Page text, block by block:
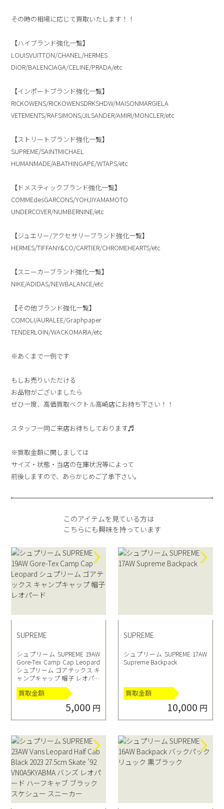
その時の相場に応じて買取いたします！！
【ハイブランド強化一覧】
LOUISVUITTON/CHANEL/HERMES
DIOR/BALENCIAGA/CELINE/PRADA/etc
【インポートブランド強化一覧】
RICKOWENS/RICKOWENSDRKSHDW/MAISONMARGIELA
VETEMENTS/RAFSIMONS/JILSANDER/AMIRI/MONCLER/etc
【ストリートブランド強化一覧】
SUPREME/SAINTMICHAEL
HUMANMADE/ABATHINGAPE/WTAPS/etc
【ドメスティックブランド強化一覧】
COMMEdesGARCONS/YOHJIYAMAMOTO
UNDERCOVER/NUMBERNINE/etc
【ジュエリー/アクセサリーブランド強化一覧】
HERMES/TIFFANY&CO/CARTIER/CHROMEHEARTS/etc
【スニーカーブランド強化一覧】
NIKE/ADIDAS/NEWBALANCE/etc
【その他ブランド強化一覧】
COMOLI/AURALEE/Graphpaper
TENDERLOIN/WACKOMARIA/etc
※あくまで一例です
もしお売りいただける
お品物がございましたら
ぜひ一度、高価買取ベクトル高崎店にお持ち下さい！！
スタッフ一同ご来店お待ちしております♬
※買取金額に関しましては
サイズ・状態・当店の在庫状況等によって
前後しますので、あらかじめご了承下さい。
このアイテムを見ている方は
こちらにも興味を持っています
SUPREME
シュプリーム SUPREME 19AW
Gore-Tex Camp Cap Leopard
シュプリーム ゴアテックス キ
ャンプキャップ 帽子 レオパー
ド
買取金額
5,000 円
SUPREME
シュプリーム SUPREME 17AW
Supreme Backpack
買取金額
10,000 円